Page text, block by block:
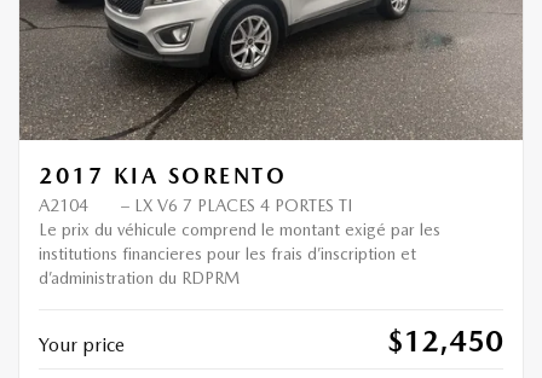
2017 KIA SORENTO
A2104
– LX V6 7 PLACES 4 PORTES TI
Le prix du véhicule comprend le montant exigé par les
institutions financieres pour les frais d’inscription et
d’administration du RDPRM
Your price $12,450